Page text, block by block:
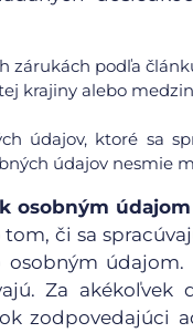
zárukách podľa
krajiny alebo
údajov, ktoré sa
údajov nesmie
osobným údajom
či sa
Za
zodpovedajúci